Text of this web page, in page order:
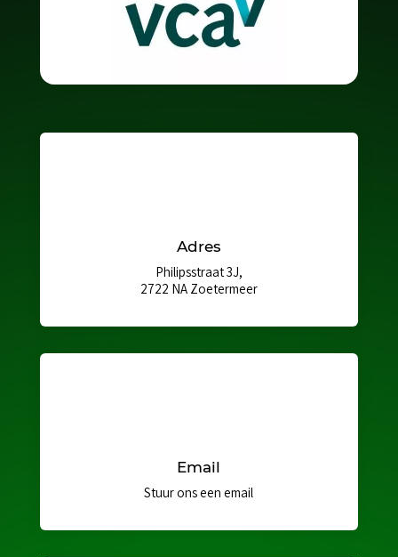
Adres
Philipsstraat 3J,
2722 NA Zoetermeer
Email
Stuur ons een email